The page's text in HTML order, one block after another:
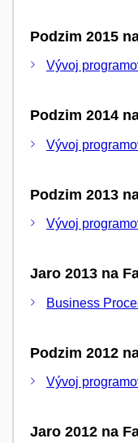
Podzim 2015
Vývoj
Podzim 2014
Vývoj
Podzim 2013
Vývoj
Jaro 2013 na
Business
Podzim 2012
Vývoj
Jaro 2012 na